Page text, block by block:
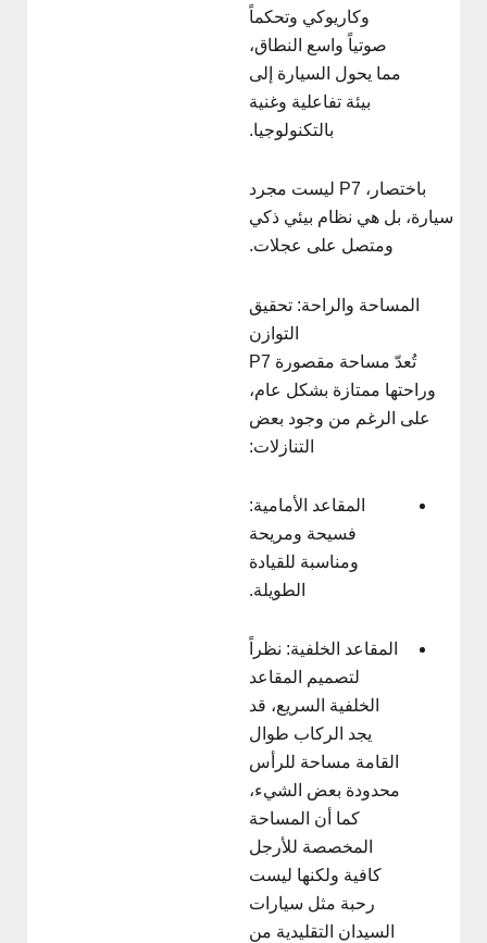
وكاريوكي وتحكماً
صوتياً واسع النطاق،
مما يحول السيارة إلى
بيئة تفاعلية وغنية
بالتكنولوجيا.
باختصار، P7 ليست مجرد
سيارة، بل هي نظام بيئي ذكي
ومتصل على عجلات.
المساحة والراحة: تحقيق
التوازن
تُعدّ مساحة مقصورة P7
وراحتها ممتازة بشكل عام،
على الرغم من وجود بعض
التنازلات:
المقاعد الأمامية:
فسيحة ومريحة
ومناسبة للقيادة
الطويلة.
المقاعد الخلفية: نظراً
لتصميم المقاعد
الخلفية السريع، قد
يجد الركاب طوال
القامة مساحة للرأس
محدودة بعض الشيء،
كما أن المساحة
المخصصة للأرجل
كافية ولكنها ليست
رحبة مثل سيارات
السيدان التقليدية من